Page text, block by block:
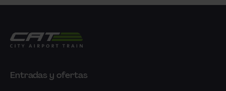
City Airport Train
Entradas y ofertas